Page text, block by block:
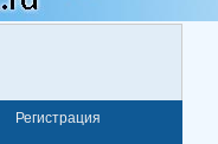
Регистрация